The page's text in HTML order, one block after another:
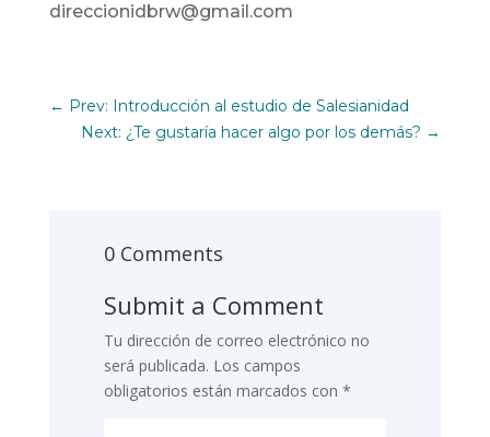
direccionidbrw@gmail.com
← Prev: Introducción al estudio de Salesianidad
Next: ¿Te gustaría hacer algo por los demás? →
0 Comments
Submit a Comment
Tu dirección de correo electrónico no
será publicada. Los campos
obligatorios están marcados con *